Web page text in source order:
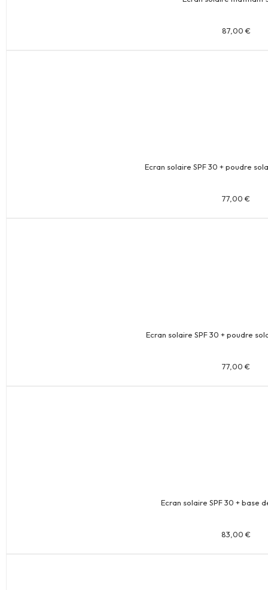
87,00 €
Ecran solaire SPF 30 + poudre
77,00 €
Ecran solaire SPF 30 + poudre
77,00 €
Ecran solaire SPF 30 + base
83,00 €